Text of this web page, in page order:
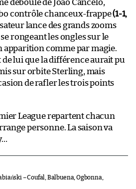
déboulé de João Cancelo,
contrôle chanceux-frappe(1-1,
lance des grands zooms
rongeant les ongles sur le
apparition comme par magie.
de lui que la différence aurait pu
sur orbite Sterling, mais
de rafler les trois points
League repartent chacun
personne. La saison va
– Coufal, Balbuena, Ogbonna,